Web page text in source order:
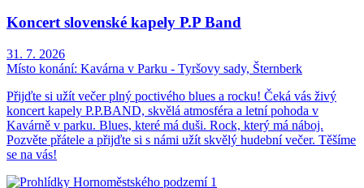
Koncert slovenské kapely P.P Band
31. 7. 2026
Místo konání: Kavárna v Parku - Tyršovy sady, Šternberk
Přijďte si užít večer plný poctivého blues a rocku! Čeká vás živý
koncert kapely P.P.BAND, skvělá atmosféra a letní pohoda v
Kavárně v parku. Blues, které má duši. Rock, který má náboj.
Pozvěte přátele a přijďte si s námi užít skvělý hudební večer. Těšíme
se na vás!